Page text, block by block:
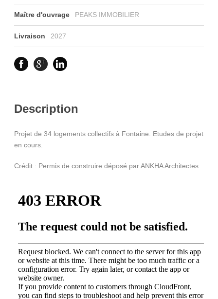
Maître d'ouvrage PEAKS IMMOBILIER
Livraison 2027
Description
Projet de 34 logements collectifs à Fontaine. Etudes de projet
en cours.
Crédit : Permis de construire déposé par ANKHA Architectes